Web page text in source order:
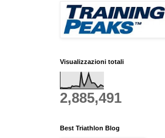
Visualizzazioni totali
2,885,491
Best Triathlon Blog